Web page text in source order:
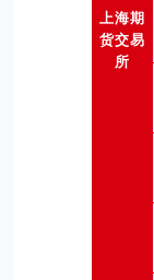
上海期
货交易
所